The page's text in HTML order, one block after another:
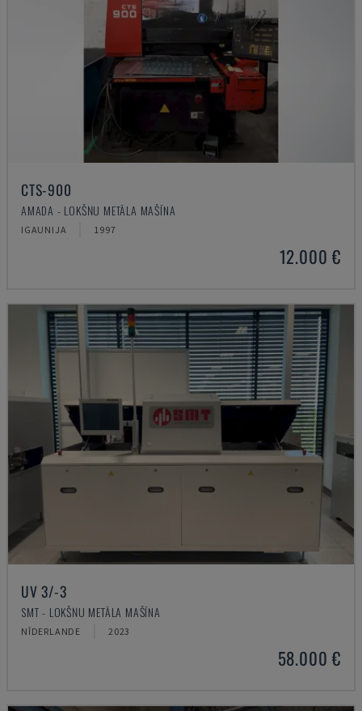
CTS-900
AMADA - LOKŠŅU METĀLA MAŠĪNA
IGAUNIJA 1997
12.000 €
UV 3/-3
SMT - LOKŠŅU METĀLA MAŠĪNA
NĪDERLANDE 2023
58.000 €